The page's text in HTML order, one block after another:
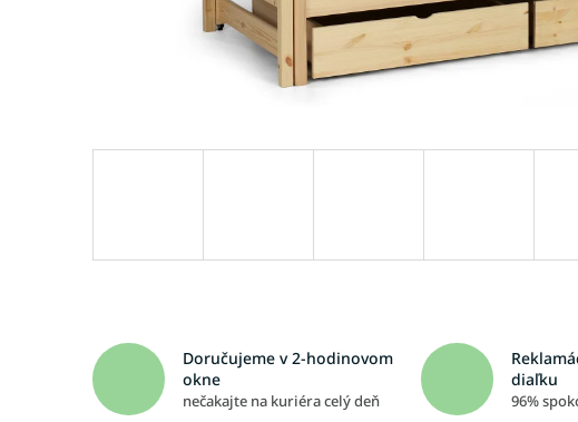
Doručujeme v 2-hodinovom
okne
nečakajte na kuriéra celý deň
diaľku
96%